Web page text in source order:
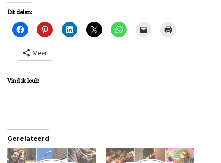
Dit delen:
Meer
Vind ik leuk:
Gerelateerd